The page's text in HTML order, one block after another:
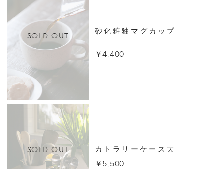
SOLD OUT 砂化粧釉マグカップ
￥4,400
SOLD OUT カトラリーケース大
￥5,500